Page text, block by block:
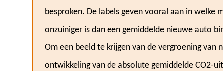
besproken. De labels geven vooral aan in welke
onzuiniger is dan een gemiddelde nieuwe auto
Om een beeld te krijgen van de vergroening van
ontwikkeling van de absolute gemiddelde CO2-